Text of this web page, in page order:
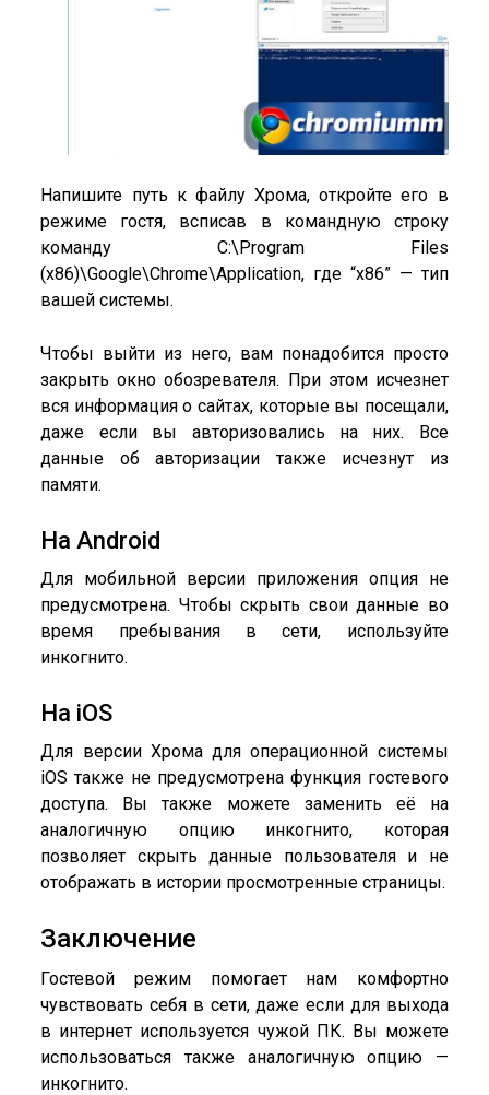
Напишите путь к файлу Хрома, откройте его в
режиме гостя, всписав в командную строку
команду C:\Program Files
(x86)\Google\Chrome\Application, где “x86” — тип
вашей системы.
Чтобы выйти из него, вам понадобится просто
закрыть окно обозревателя. При этом исчезнет
вся информация о сайтах, которые вы посещали,
даже если вы авторизовались на них. Все
данные об авторизации также исчезнут из
памяти.
На Android
Для мобильной версии приложения опция не
предусмотрена. Чтобы скрыть свои данные во
время пребывания в сети, используйте
инкогнито.
На iOS
Для версии Хрома для операционной системы
iOS также не предусмотрена функция гостевого
доступа. Вы также можете заменить её на
аналогичную опцию инкогнито, которая
позволяет скрыть данные пользователя и не
отображать в истории просмотренные страницы.
Заключение
Гостевой режим помогает нам комфортно
чувствовать себя в сети, даже если для выхода
в интернет используется чужой ПК. Вы можете
использоваться также аналогичную опцию —
инкогнито.